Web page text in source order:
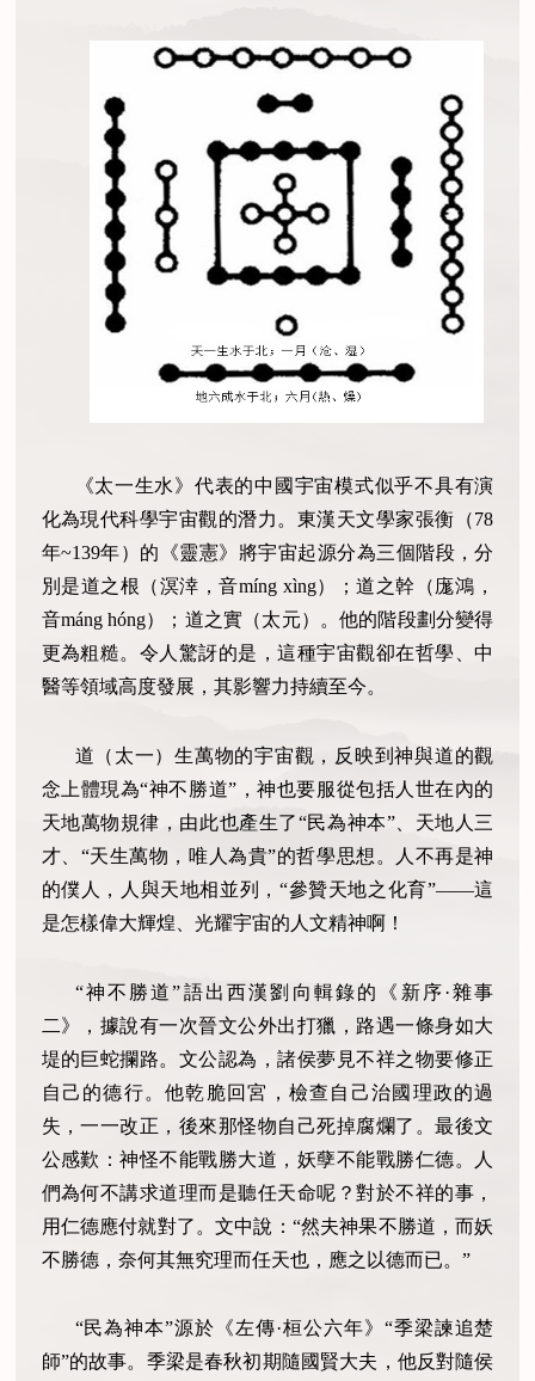
《太一生水》代表的中國宇宙模式似乎不具有演
化為現代科學宇宙觀的潛力。東漢天文學家張衡（78
年~139年）的《靈憲》將宇宙起源分為三個階段，分
別是道之根（溟涬，音míng xìng）；道之幹（庬鴻，
音máng hóng）；道之實（太元）。他的階段劃分變得
更為粗糙。令人驚訝的是，這種宇宙觀卻在哲學、中
醫等領域高度發展，其影響力持續至今。
道（太一）生萬物的宇宙觀，反映到神與道的觀
念上體現為“神不勝道”，神也要服從包括人世在內的
天地萬物規律，由此也產生了“民為神本”、天地人三
才、“天生萬物，唯人為貴”的哲學思想。人不再是神
的僕人，人與天地相並列，“參贊天地之化育”——這
是怎樣偉大輝煌、光耀宇宙的人文精神啊！
“神不勝道”語出西漢劉向輯錄的《新序·雜事
二》，據說有一次晉文公外出打獵，路遇一條身如大
堤的巨蛇攔路。文公認為，諸侯夢見不祥之物要修正
自己的德行。他乾脆回宮，檢查自己治國理政的過
失，一一改正，後來那怪物自己死掉腐爛了。最後文
公感歎：神怪不能戰勝大道，妖孽不能戰勝仁德。人
們為何不講求道理而是聽任天命呢？對於不祥的事，
用仁德應付就對了。文中說：“然夫神果不勝道，而妖
不勝德，奈何其無究理而任天也，應之以德而已。”
“民為神本”源於《左傳·桓公六年》“季梁諫追楚
師”的故事。季梁是春秋初期隨國賢大夫，他反對隨侯